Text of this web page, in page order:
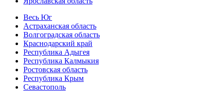
Весь Юг
Астраханская область
Волгоградская область
Краснодарский край
Республика Адыгея
Республика Калмыкия
Ростовская область
Республика Крым
Севастополь